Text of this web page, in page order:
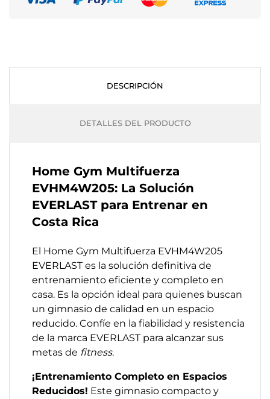
DESCRIPCIÓN
DETALLES DEL PRODUCTO
Home Gym Multifuerza
EVHM4W205: La Solución
EVERLAST para Entrenar en
Costa Rica
El Home Gym Multifuerza EVHM4W205
EVERLAST es la solución definitiva de
entrenamiento eficiente y completo en
casa. Es la opción ideal para quienes buscan
un gimnasio de calidad en un espacio
reducido. Confíe en la fiabilidad y resistencia
de la marca EVERLAST para alcanzar sus
metas de fitness.
¡Entrenamiento Completo en Espacios
Reducidos! Este gimnasio compacto y